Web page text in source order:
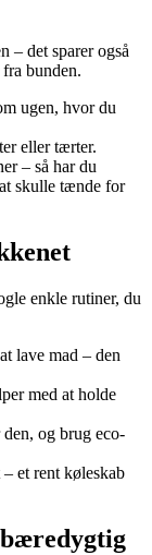
– det sparer også
bunden.
ugen, hvor du
eller tærter.
– så har du
skulle tænde for
enkle rutiner, du
lave mad – den
med at holde
og brug eco-
et rent køleskab